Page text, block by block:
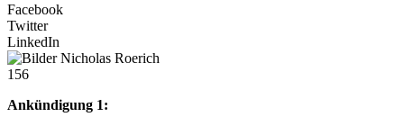
Facebook
Twitter
LinkedIn
156
Ankündigung 1: